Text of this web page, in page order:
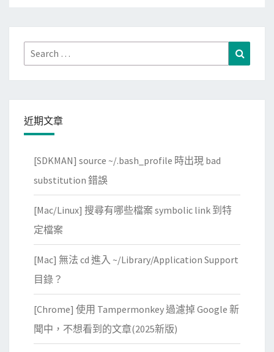
Search
for:
近期文章
[SDKMAN] source ~/.bash_profile 時出現 bad
substitution 錯誤
[Mac/Linux] 搜尋有哪些檔案 symbolic link 到特
定檔案
[Mac] 無法 cd 進入 ~/Library/Application Support
目錄？
[Chrome] 使用 Tampermonkey 過濾掉 Google 新
聞中，不想看到的文章(2025新版)